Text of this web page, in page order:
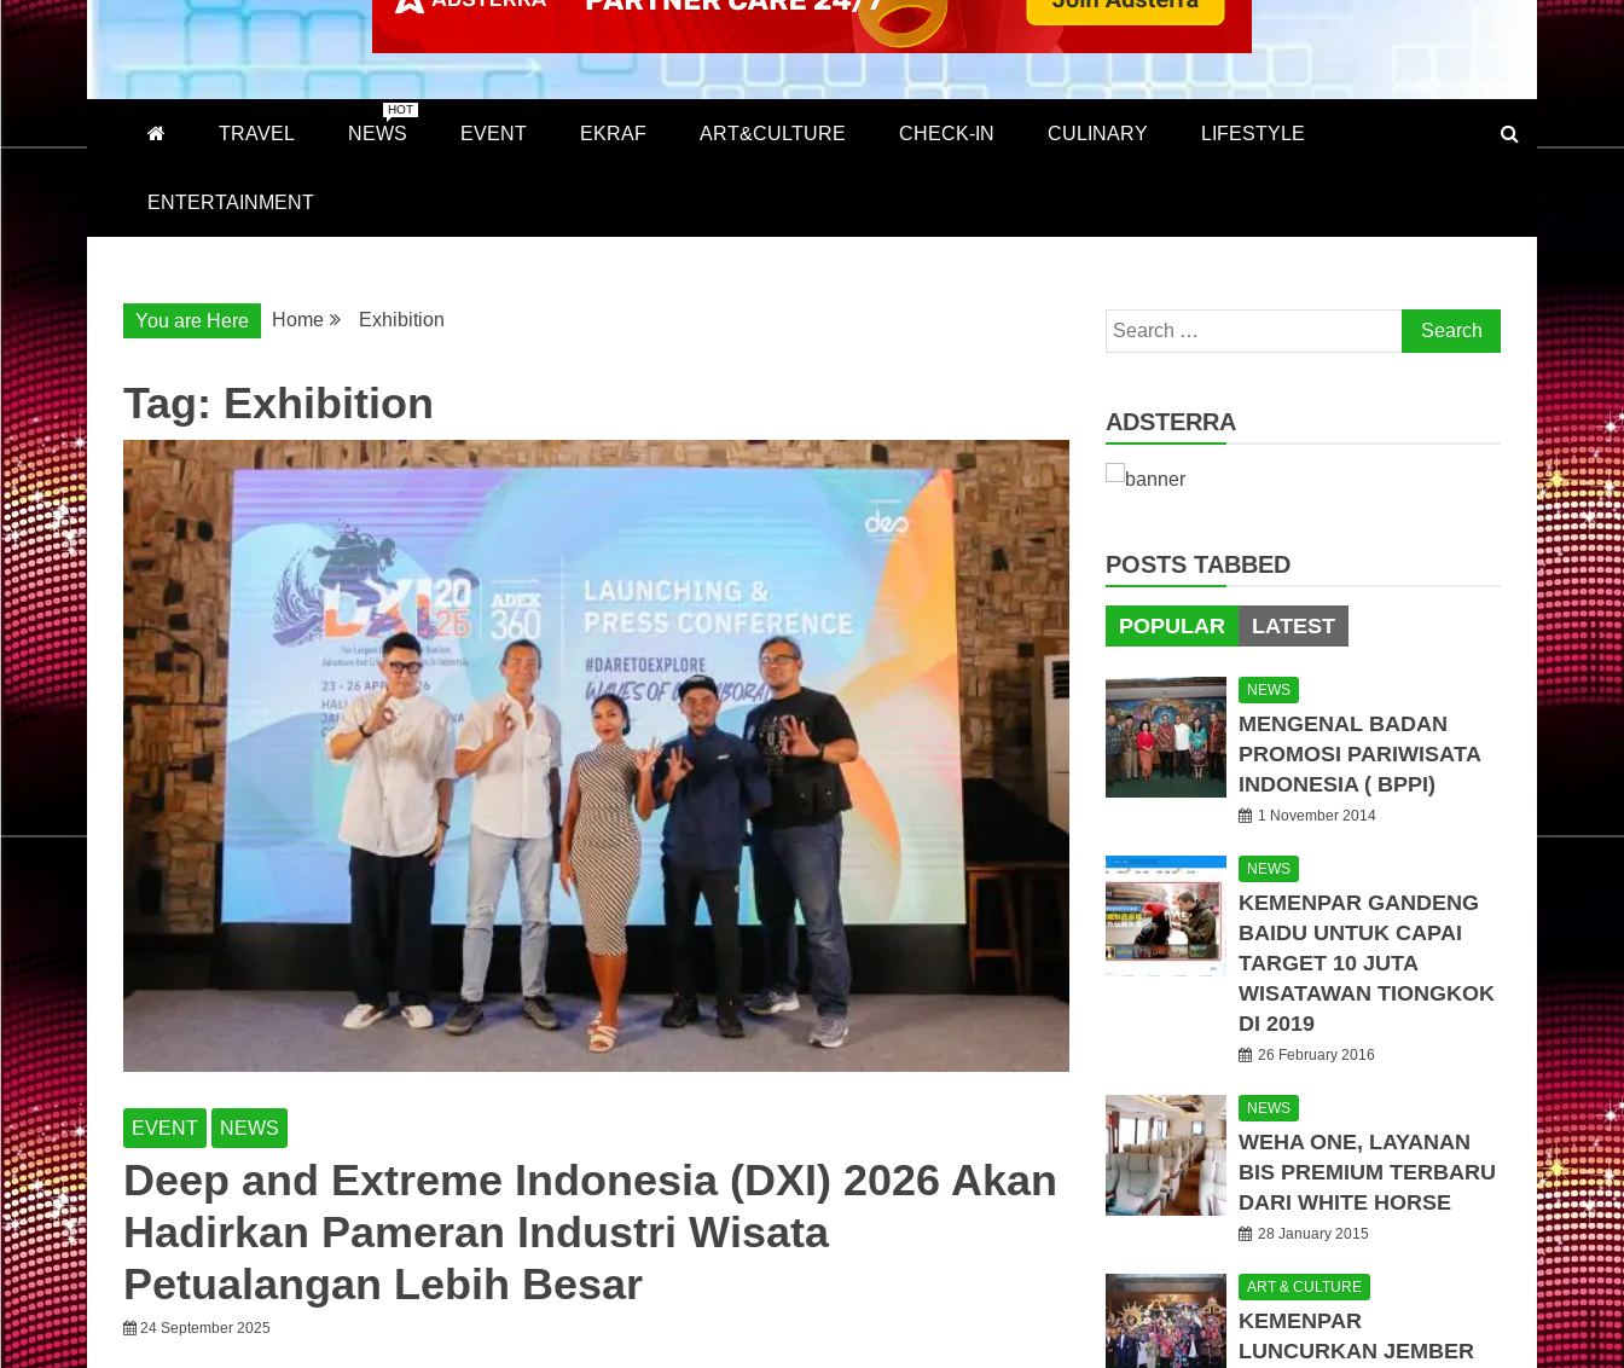
TRAVEL NEWS
HOT
EVENT EKRAF ART&CULTURE CHECK-IN CULINARY LIFESTYLE
ENTERTAINMENT
You are Here Home Exhibition
Tag: Exhibition
EVENT NEWS
Deep and Extreme Indonesia (DXI) 2026 Akan
Hadirkan Pameran Industri Wisata
Petualangan Lebih Besar
24 September 2025
Search
for:
ADSTERRA
POSTS TABBED
POPULAR LATEST
NEWS
MENGENAL BADAN
PROMOSI PARIWISATA
INDONESIA ( BPPI)
1 November 2014
NEWS
KEMENPAR GANDENG
BAIDU UNTUK CAPAI
TARGET 10 JUTA
WISATAWAN TIONGKOK
DI 2019
26 February 2016
NEWS
WEHA ONE, LAYANAN
BIS PREMIUM TERBARU
DARI WHITE HORSE
28 January 2015
ART & CULTURE
KEMENPAR
LUNCURKAN JEMBER